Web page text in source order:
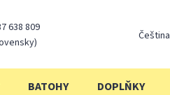
638 809
Čeština
BATOHY DOPLŇKY